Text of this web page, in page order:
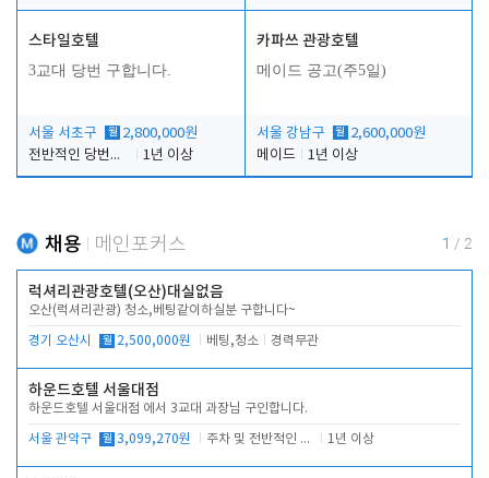
스타일호텔
3교대 당번 구합니다.
서울 서초구 월 2,800,000원
전반적인 당번업무
1년 이상
카파쓰 관광호텔
메이드 공고(주5일)
서울 강남구 월 2,600,000원
메이드
1년 이상
채용 메인포커스 1 / 2
럭셔리관광호텔(오산)대실없음
오산(럭셔리관광) 청소,베팅같이하실분 구합니다~
경기 오산시 월 2,500,000원 베팅,청소 경력무관
하운드호텔 서울대점
하운드호텔 서울대점 에서 3교대 과장님 구인합니다.
서울 관악구 월 3,099,270원 주차 및 전반적인 당번업무 1년 이상